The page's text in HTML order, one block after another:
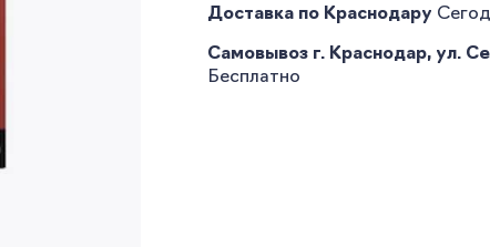
Доставка по Краснодару
Самовывоз г. Краснодар, ул.
Бесплатно